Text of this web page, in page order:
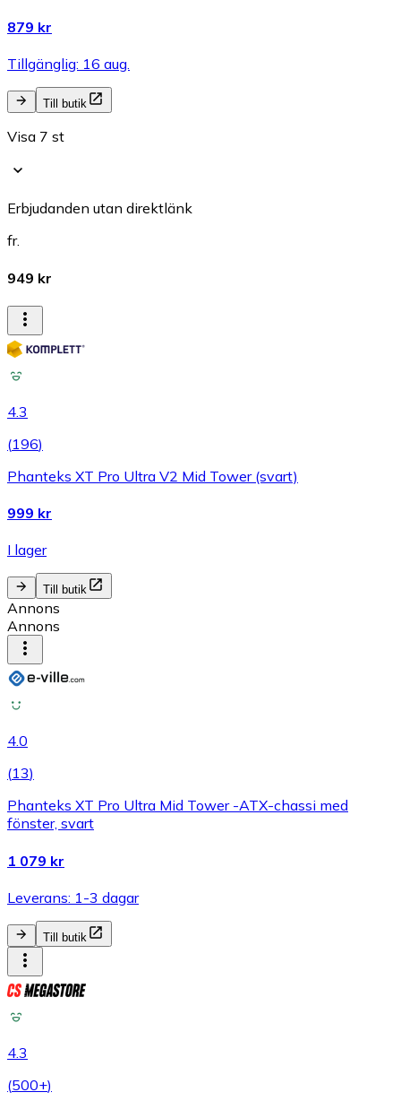
879 kr
Tillgänglig: 16 aug.
Till butik
Visa 7 st
Erbjudanden utan direktlänk
fr.
949 kr
4.3
(196)
Phanteks XT Pro Ultra V2 Mid Tower (svart)
999 kr
I lager
Till butik
Annons
Annons
4.0
(13)
Phanteks XT Pro Ultra Mid Tower -ATX-chassi med
fönster, svart
1 079 kr
Leverans: 1-3 dagar
Till butik
4.3
(500+)